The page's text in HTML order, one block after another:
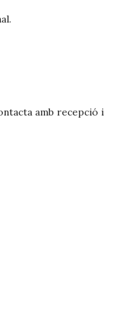
amb recepció i